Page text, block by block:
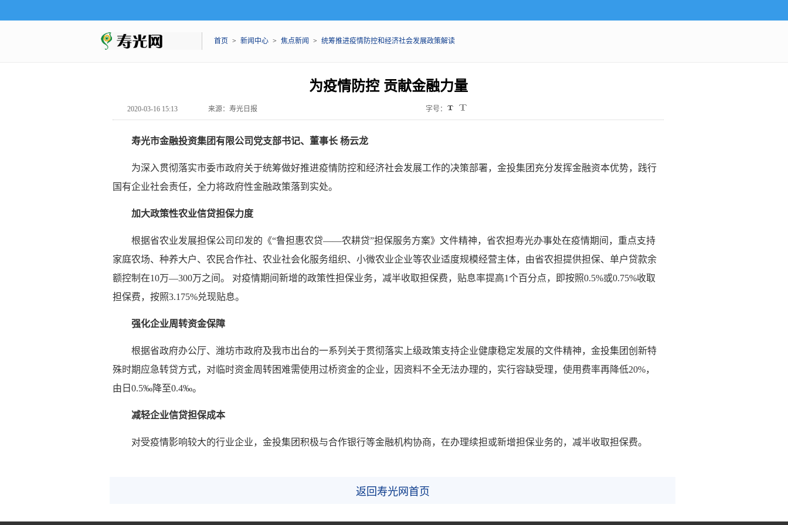
首页 > 新闻中心 > 焦点新闻 > 统筹推进疫情防控和经济社会发展政策解读
为疫情防控 贡献金融力量
2020-03-16 15:13 来源：寿光日报 字号：
寿光市金融投资集团有限公司 党支部书记、董事长 杨云龙
为深入贯彻落实市委市政府关于统筹做好推进疫情防控和经济社会发展工作的决策部署，金投集团充分发挥金融资本优势，践行
国有企业社会责任，全力将政府性金融政策落到实处。
加大政策性农业信贷担保力度
根据省农业发展担保公司印发的《“鲁担惠农贷——农耕贷”担保服务方案》文件精神，省农担寿光办事处在疫情期间，重点支持
家庭农场、种养大户、农民合作社、农业社会化服务组织、小微农业企业等农业适度规模经营主体，由省农担提供担保、单户贷款余
额控制在10万—300万之间。 对疫情期间新增的政策性担保业务，减半收取担保费，贴息率提高1个百分点，即按照0.5%或0.75%收取
担保费，按照3.175%兑现贴息。
强化企业周转资金保障
根据省政府办公厅、潍坊市政府及我市出台的一系列关于贯彻落实上级政策支持企业健康稳定发展的文件精神，金投集团创新特
殊时期应急转贷方式，对临时资金周转困难需使用过桥资金的企业，因资料不全无法办理的，实行容缺受理，使用费率再降低20%，
由日0.5‰降至0.4‰。
减轻企业信贷担保成本
对受疫情影响较大的行业企业，金投集团积极与合作银行等金融机构协商，在办理续担或新增担保业务的，减半收取担保费。
返回寿光网首页